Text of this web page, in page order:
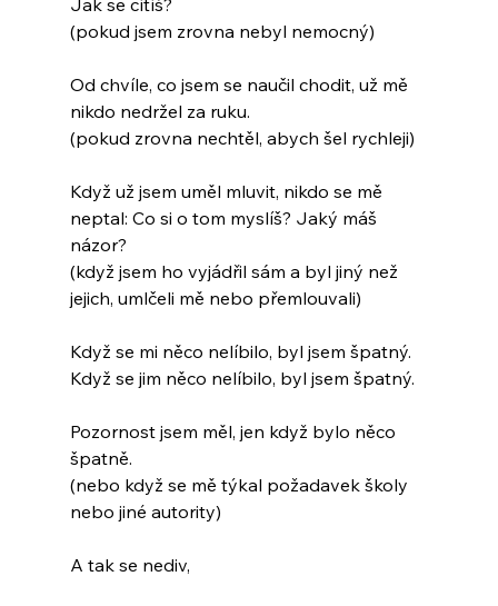
Jak se cítíš?
(pokud jsem zrovna nebyl nemocný)
Od chvíle, co jsem se naučil chodit, už mě
nikdo nedržel za ruku.
(pokud zrovna nechtěl, abych šel rychleji)
Když už jsem uměl mluvit, nikdo se mě
neptal: Co si o tom myslíš? Jaký máš
názor?
(když jsem ho vyjádřil sám a byl jiný než
jejich, umlčeli mě nebo přemlouvali)
Když se mi něco nelíbilo, byl jsem špatný.
Když se jim něco nelíbilo, byl jsem špatný.
Pozornost jsem měl, jen když bylo něco
špatně.
(nebo když se mě týkal požadavek školy
nebo jiné autority)
A tak se nediv,